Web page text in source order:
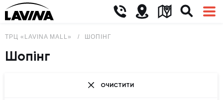
ТРЦ «LAVINA MALL» ШОПІНГ
Шопінг
ОЧИСТИТИ